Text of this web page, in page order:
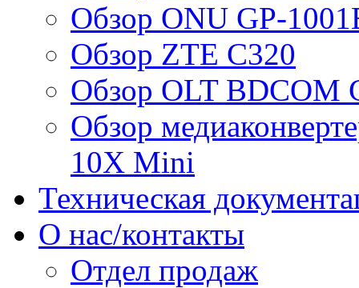
Обзор ONU GP-
Обзор ZTE C320
Обзор OLT BDCOM
Обзор
10X Mini
Техническая
О нас/контакты
Отдел продаж